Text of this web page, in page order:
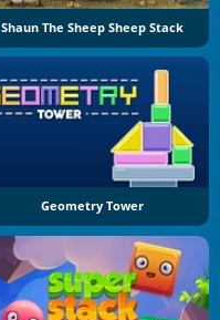
Shaun The Sheep Sheep Stack
Geometry Tower